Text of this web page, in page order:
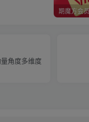
角度多维度